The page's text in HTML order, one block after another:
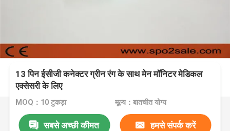
13 पिन ईसीजी कनेक्टर ग्रीन रंग के साथ मेन मॉनिटर मेडिकल
एक्सेसरी के लिए
MOQ：10 टुकड़ा मूल्य：बातचीत योग्य
सबसे अच्छी कीमत हमसे संपर्क करें